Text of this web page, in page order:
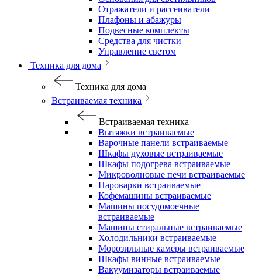
Отражатели и рассеиватели
Плафоны и абажуры
Подвесные комплекты
Средства для чистки
Управление светом
Техника для дома
Техника для дома
Встраиваемая техника
Встраиваемая техника
Вытяжки встраиваемые
Варочные панели встраиваемые
Шкафы духовые встраиваемые
Шкафы подогрева встраиваемые
Микроволновые печи встраиваемые
Пароварки встраиваемые
Кофемашины встраиваемые
Машины посудомоечные
встраиваемые
Машины стиральные встраиваемые
Холодильники встраиваемые
Морозильные камеры встраиваемые
Шкафы винные встраиваемые
Вакуумизаторы встраиваемые